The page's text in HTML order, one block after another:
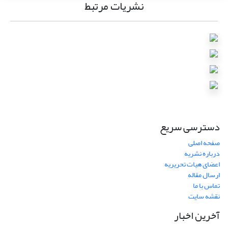
نشریات مرتبط
دسترسی سریع
صفحه اصلی
درباره نشریه
اعضای هیات تحریریه
ارسال مقاله
تماس با ما
نقشه سایت
آخرین اخبار